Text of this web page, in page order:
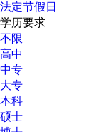
法定节假日
学历要求
不限
高中
中专
大专
本科
硕士